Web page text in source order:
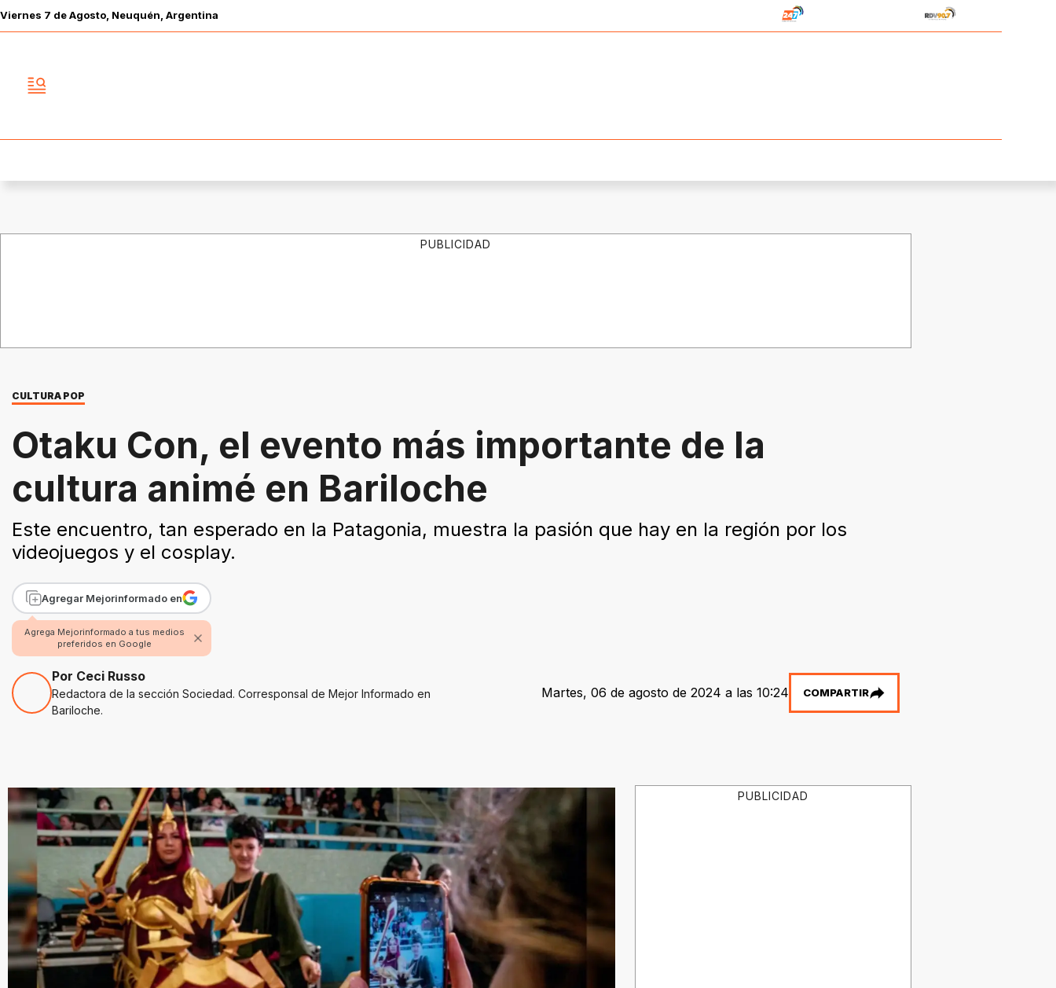
Viernes 7 deAgosto , Neuquén, Argentina
PUBLICIDAD
CULTURA POP
Otaku Con, el evento más importante de la
cultura animé en Bariloche
Este encuentro, tan esperado en la Patagonia, muestra la pasión que hay en la región por los
videojuegos y el cosplay.
Agregar Mejorinformado en
Agrega Mejorinformado a tus medios
preferidos en Google
Por Ceci Russo
Redactora de la sección Sociedad. Corresponsal de Mejor Informado en
Bariloche.
Martes, 06 de agosto de 2024 a las 10:24 COMPARTIR
PUBLICIDAD